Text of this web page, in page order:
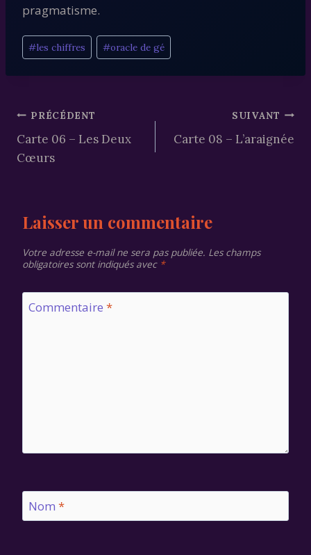
pragmatisme.
Étiquettes
de
la
#les chiffres #oracle de gé
Navigation
de
PRÉCÉDENT
Carte 06 – Les Deux
Cœurs
SUIVANT
Carte 08 – L’araignée
Laisser un commentaire
Votre adresse e-mail ne sera pas publiée. Les champs
obligatoires sont indiqués avec *
Commentaire *
Nom *